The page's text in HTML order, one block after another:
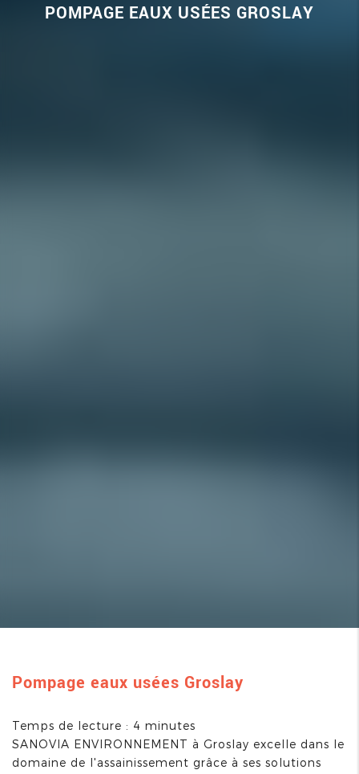
POMPAGE EAUX USÉES GROSLAY
Pompage eaux usées Groslay
Temps de lecture : 4 minutes
SANOVIA ENVIRONNEMENT à Groslay excelle dans le
domaine de l'assainissement grâce à ses solutions